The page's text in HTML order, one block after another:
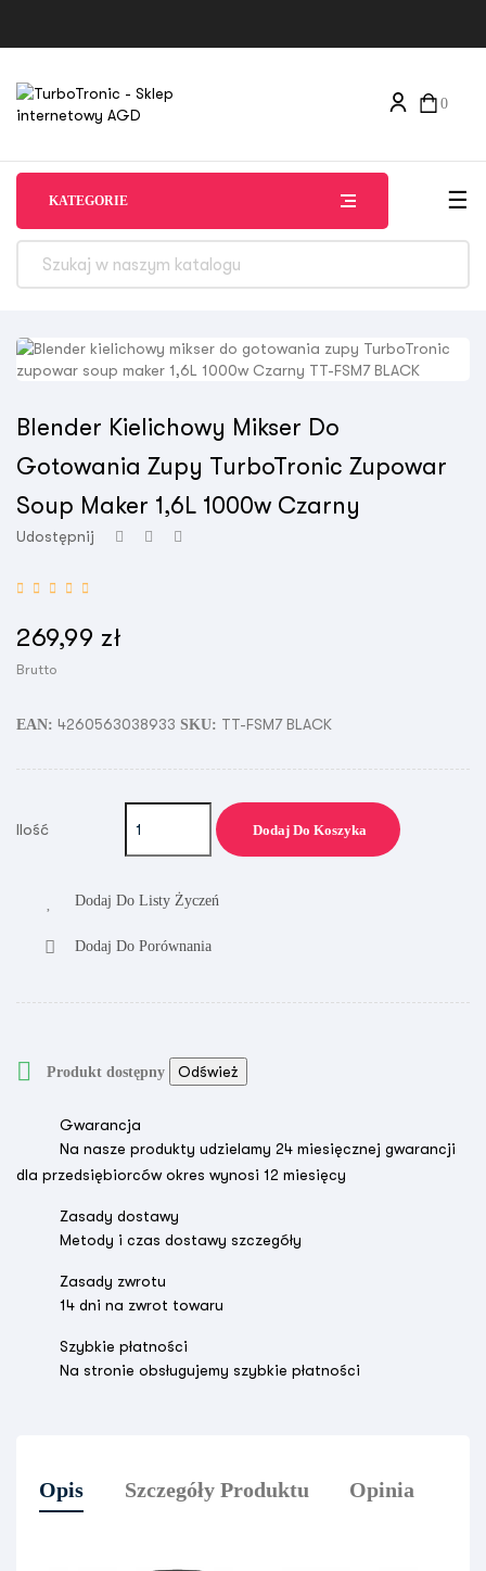
0
KATEGORIE ☰
Blender Kielichowy Mikser Do
Gotowania Zupy TurboTronic Zupowar
Soup Maker 1,6L 1000w Czarny
Udostępnij
269,99 zł
Brutto
EAN: 4260563038933 SKU: TT-FSM7 BLACK
Ilość Dodaj Do Koszyka
Dodaj Do Listy Życzeń
Dodaj Do Porównania
 Produkt dostępny
Gwarancja
Na nasze produkty udzielamy 24 miesięcznej gwarancji
dla przedsiębiorców okres wynosi 12 miesięcy
Zasady dostawy
Metody i czas dostawy szczegóły
Zasady zwrotu
14 dni na zwrot towaru
Szybkie płatności
Na stronie obsługujemy szybkie płatności
Opis Szczegóły Produktu Opinia